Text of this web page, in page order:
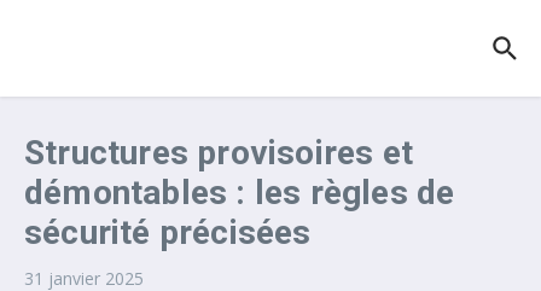
Structures provisoires et
démontables : les règles de
sécurité précisées
31 janvier 2025